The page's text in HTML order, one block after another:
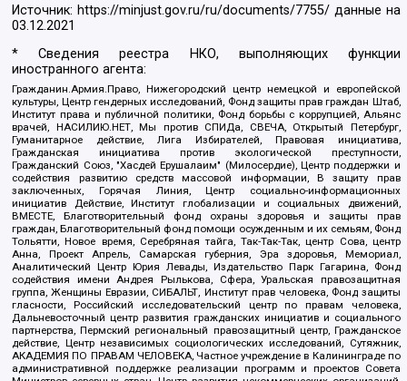
Источник: https://minjust.gov.ru/ru/documents/7755/ данные на
03.12.2021
* Сведения реестра НКО, выполняющих функции
иностранного агента:
Гражданин.Армия.Право, Нижегородский центр немецкой и европейской
культуры, Центр гендерных исследований, Фонд защиты прав граждан Штаб,
Институт права и публичной политики, Фонд борьбы с коррупцией, Альянс
врачей, НАСИЛИЮ.НЕТ, Мы против СПИДа, СВЕЧА, Открытый Петербург,
Гуманитарное действие, Лига Избирателей, Правовая инициатива,
Гражданская инициатива против экологической преступности,
Гражданский Союз, "Хасдей Ерушалаим" (Милосердие), Центр поддержки и
содействия развитию средств массовой информации, В защиту прав
заключенных, Горячая Линия, Центр социально-информационных
инициатив Действие, Институт глобализации и социальных движений,
ВМЕСТЕ, Благотворительный фонд охраны здоровья и защиты прав
граждан, Благотворительный фонд помощи осужденным и их семьям, Фонд
Тольятти, Новое время, Серебряная тайга, Так-Так-Так, центр Сова, центр
Анна, Проект Апрель, Самарская губерния, Эра здоровья, Мемориал,
Аналитический Центр Юрия Левады, Издательство Парк Гагарина, Фонд
содействия имени Андрея Рылькова, Сфера, Уральская правозащитная
группа, Женщины Евразии, СИБАЛЬТ, Институт прав человека, Фонд защиты
гласности, Российский исследовательский центр по правам человека,
Дальневосточный центр развития гражданских инициатив и социального
партнерства, Пермский региональный правозащитный центр, Гражданское
действие, Центр независимых социологических исследований, Сутяжник,
АКАДЕМИЯ ПО ПРАВАМ ЧЕЛОВЕКА, Частное учреждение в Калининграде по
административной поддержке реализации программ и проектов Совета